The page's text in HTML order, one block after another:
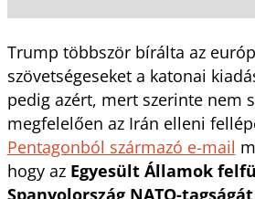
Trump többször bírálta az
szövetségeseket a katonai
pedig azért, mert szerinte nem
megfelelően az Irán elleni
Pentagonból származó e-mail
hogy az Egyesült Államok
Spanyolország NATO-tagságát